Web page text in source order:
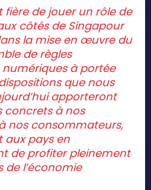
fière de jouer un rôle de
côtés de Singapour
la mise en œuvre du
de règles
à portée
que nous
apporteront
concrets à nos
nos consommateurs,
pays en
de profiter pleinement
de l’économie